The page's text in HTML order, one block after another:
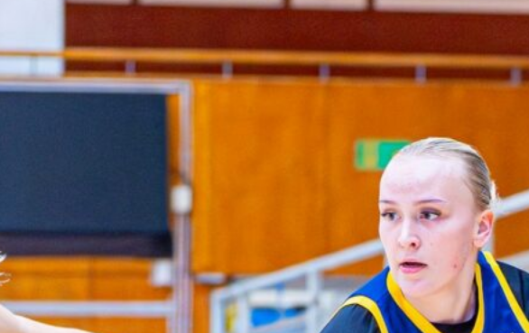
Suomen 15-
vuotiaat tytöt
voittivat
Islannin
Nordic Open -
turnauksen
toisessa